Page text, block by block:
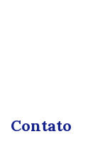
Contato